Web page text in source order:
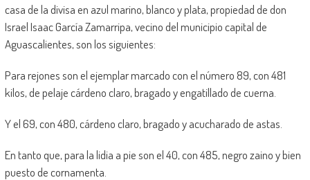
casa de la divisa en azul marino, blanco y plata, propiedad de don
Israel Isaac García Zamarripa, vecino del municipio capital de
Aguascalientes, son los siguientes:
Para rejones son el ejemplar marcado con el número 89, con 481
kilos, de pelaje cárdeno claro, bragado y engatillado de cuerna.
Y el 69, con 480, cárdeno claro, bragado y acucharado de astas.
En tanto que, para la lidia a pie son el 40, con 485, negro zaino y bien
puesto de cornamenta.